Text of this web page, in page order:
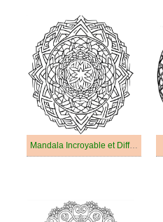
Mandala Incroyable et Difficile